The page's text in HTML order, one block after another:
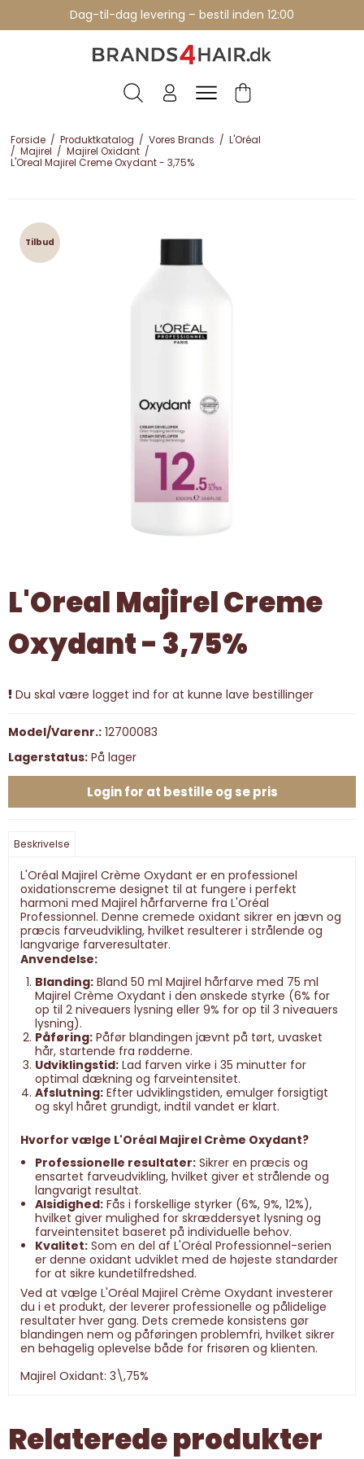
Dag-til-dag levering – bestil inden 12:00
Forside / Produktkatalog / Vores Brands / L'Oréal
/ Majirel / Majirel Oxidant /
L'Oreal Majirel Creme Oxydant - 3,75%
Tilbud
L'Oreal Majirel Creme
Oxydant - 3,75%
Du skal være logget ind for at kunne lave bestillinger
Model/Varenr.: 12700083
Lagerstatus: På lager
Login for at bestille og se pris
Beskrivelse
L'Oréal Majirel Crème Oxydant er en professionel
oxidationscreme designet til at fungere i perfekt
harmoni med Majirel hårfarverne fra L'Oréal
Professionnel. Denne cremede oxidant sikrer en jævn og
præcis farveudvikling, hvilket resulterer i strålende og
langvarige farveresultater.
Anvendelse:
Blanding:Bland 50 ml Majirel hårfarve med 75 ml
Majirel Crème Oxydant i den ønskede styrke (6% for
op til 2 niveauers lysning eller 9% for op til 3 niveauers
lysning).
Påføring:Påfør blandingen jævnt på tørt, uvasket
hår, startende fra rødderne.
Udviklingstid:Lad farven virke i 35 minutter for
optimal dækning og farveintensitet.
Afslutning:Efter udviklingstiden, emulger forsigtigt
og skyl håret grundigt, indtil vandet er klart.
Hvorfor vælge L'Oréal Majirel Crème Oxydant?
Professionelle resultater:Sikrer en præcis og
ensartet farveudvikling, hvilket giver et strålende og
langvarigt resultat.
Alsidighed:Fås i forskellige styrker (6%, 9%, 12%),
hvilket giver mulighed for skræddersyet lysning og
farveintensitet baseret på individuelle behov.
Kvalitet:Som en del af L'Oréal Professionnel-serien
er denne oxidant udviklet med de højeste standarder
for at sikre kundetilfredshed.
Ved at vælge L'Oréal Majirel Crème Oxydant investerer
du i et produkt, der leverer professionelle og pålidelige
resultater hver gang. Dets cremede konsistens gør
blandingen nem og påføringen problemfri, hvilket sikrer
en behagelig oplevelse både for frisøren og klienten.
Majirel Oxidant: 3\,75%
Relaterede produkter